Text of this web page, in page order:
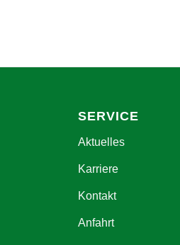
SERVICE
Aktuelles
Karriere
Kontakt
Anfahrt